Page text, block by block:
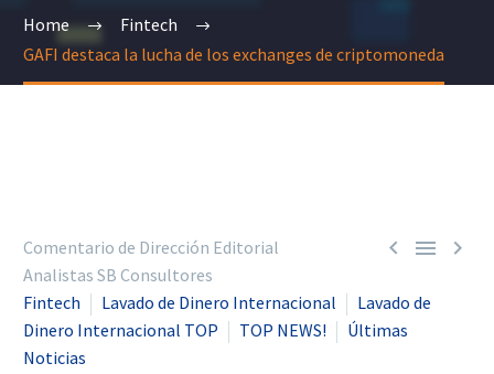
Home
Fintech
GAFI destaca la lucha de los exchanges de criptomoneda
  
Comentario de Dirección Editorial
Analistas SB Consultores
Fintech
Lavado de Dinero Internacional
Lavado de
Dinero Internacional TOP
TOP NEWS!
Últimas
Noticias